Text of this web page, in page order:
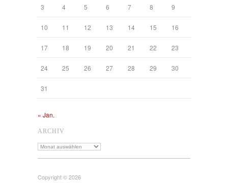
3 4 5 6 7 8 9
10 11 12 13 14 15 16
17 18 19 20 21 22 23
24 25 26 27 28 29 30
31
« Jan.
ARCHIV
Archiv
Copyright © 2026